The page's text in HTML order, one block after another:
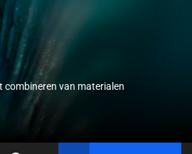
combineren van materialen